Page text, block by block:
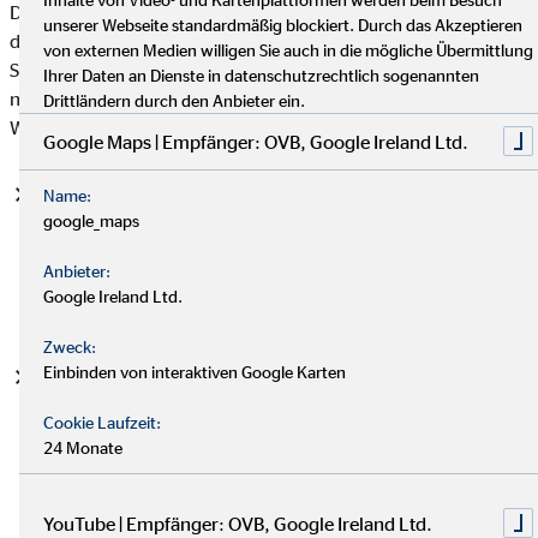
Datenschutzgrundverordnung (DSGVO), auf deren Basis wir
die personenbezogenen Daten verarbeiten, mit. Bitte beachten
Sie, dass zusätzlich zu den Regelungen der DSGVO die
nationalen Datenschutzvorgaben in Ihrem bzw. unserem
Wohn- und Sitzland gelten können.
Einwilligung (Art. 6 Abs. 1 S. 1 lit. a DSGVO)
betroffene Person hat ihre Einwilligung in die Verarbeitung
spezifischen Zweck oder mehrere bestimmte Zwecke
gegeben.
Vertragserfüllung und vorvertragliche Anfragen (Art. 6
Erfüllung eines Vertrags, dessen Vertragspartei die
der betroffenen Person erfolgen.
unserer Webseite standardmäßig blockiert. Durch das Akzeptieren
von externen Medien willigen Sie auch in die mögliche Übermittlung
Ihrer Daten an Dienste in datenschutzrechtlich sogenannten
Drittländern durch den Anbieter ein.
Google Maps | Empfänger: OVB, Google Ireland Ltd.
Name:
google_maps
Anbieter:
Google Ireland Ltd.
Zweck:
Einbinden von interaktiven Google Karten
Cookie Laufzeit:
24 Monate
YouTube | Empfänger: OVB, Google Ireland Ltd.